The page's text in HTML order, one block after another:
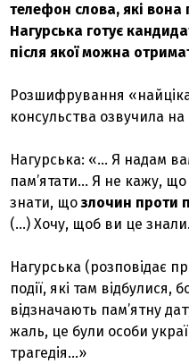
телефон слова, які вона
Нагурська готує
після якої можна
Розшифрування
консульства озвучила
Нагурська: «… Я надам
пам’ятати… Я не кажу, що
знати, щозлочин проти
(…) Хочу, щоб ви це
Нагурська (розповідає
події, які там відбулися,
відзначають пам’ятну
жаль, це були особи
трагедія…»